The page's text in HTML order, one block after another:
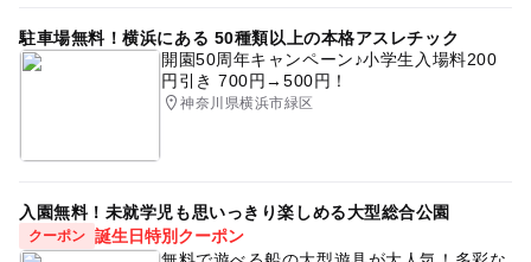
駐車場無料！横浜にある 50種類以上の本格アスレチック
開園50周年キャンペーン♪小学生入場料200
円引き 700円→500円！
神奈川県横浜市緑区
入園無料！未就学児も思いっきり楽しめる大型総合公園
クーポン 誕生日特別クーポン